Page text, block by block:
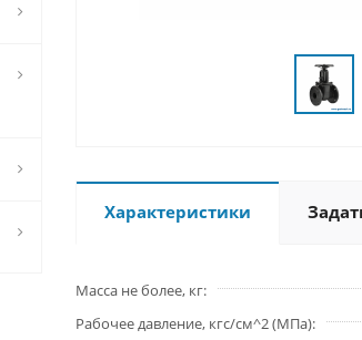
Характеристики
Масса не более, кг
Рабочее давление, кгс/см^2 (МПа)